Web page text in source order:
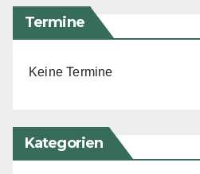
Termine
Keine Termine
Kategorien